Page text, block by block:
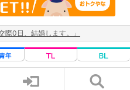
交際0日、結婚します。」